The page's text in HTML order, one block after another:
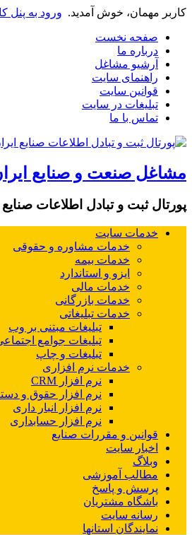
کاربر مهمان، خوش آمدید. ورود به پنل
صفحه نخست
درباره ما
آرشیو مشاغل
راهنمای سایت
قوانین سایت
تبلیغات در سایت
تماس با ما
مشاغل صنعت و صنایع
پورتال ثبت و تبادل اطلاعات
خدمات سایت
خدمات مشاوره و حقوقی
خدمات بیمه
ایزو و استاندارد
خدمات مالی
خدمات بازرگانی
خدمات تبلیغاتی
تبلیغات مبتنی بر وب
تبلیغات جوامع
تبلیغات و چاپ
خدمات نرم افزاری
نرم افزار CRM
نرم افزار حقوق و
نرم افزار انبار داری
نرم افزار حسابداری
قوانین و مقررات صنایع
اخبار سایت
وبلاگ
مطالب آموزشی
پرسش و پاسخ
باشگاه مشتریان
رسانه سایت
نمایندگان استانها